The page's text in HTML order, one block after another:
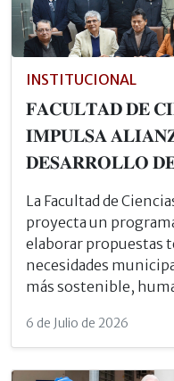
INSTITUCIONAL
𝐅𝐀𝐂𝐔𝐋𝐓𝐀𝐃 𝐃𝐄
𝐈𝐌𝐏𝐔𝐋𝐒𝐀
𝐃𝐄𝐒𝐀𝐑𝐑𝐎𝐋𝐋𝐎
La Facultad de
proyecta un
elaborar propuestas
necesidades
más sostenible,
6 de Julio de 2026